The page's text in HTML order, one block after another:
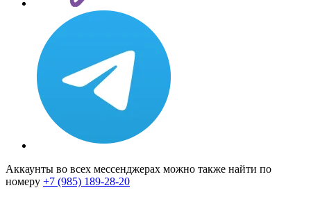
Аккаунты во всех мессенджерах можно также найти по
номеру +7 (985) 189-28-20